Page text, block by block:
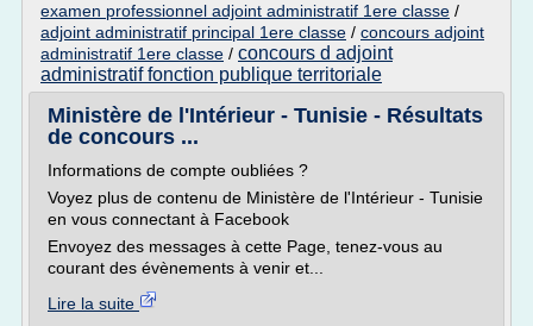
examen professionnel adjoint administratif 1ere classe /
adjoint administratif principal 1ere classe / concours adjoint
administratif 1ere classe / concours d adjoint
administratif fonction publique territoriale
Ministère de l'Intérieur - Tunisie - Résultats
de concours ...
Informations de compte oubliées ?
Voyez plus de contenu de Ministère de l'Intérieur - Tunisie
en vous connectant à Facebook
Envoyez des messages à cette Page, tenez-vous au
courant des évènements à venir et...
Lire la suite